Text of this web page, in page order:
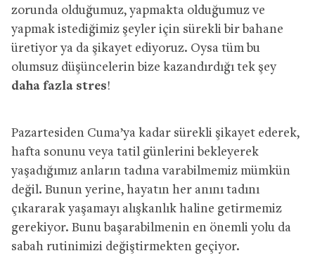
zorunda olduğumuz, yapmakta olduğumuz ve
yapmak istediğimiz şeyler için sürekli bir bahane
üretiyor ya da şikayet ediyoruz. Oysa tüm bu
olumsuz düşüncelerin bize kazandırdığı tek şey
daha fazla stres!
Pazartesiden Cuma’ya kadar sürekli şikayet ederek,
hafta sonunu veya tatil günlerini bekleyerek
yaşadığımız anların tadına varabilmemiz mümkün
değil. Bunun yerine, hayatın her anını tadını
çıkararak yaşamayı alışkanlık haline getirmemiz
gerekiyor. Bunu başarabilmenin en önemli yolu da
sabah rutinimizi değiştirmekten geçiyor.